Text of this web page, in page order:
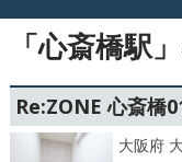
「心斎橋駅
Re:ZONE 心斎橋
大阪府